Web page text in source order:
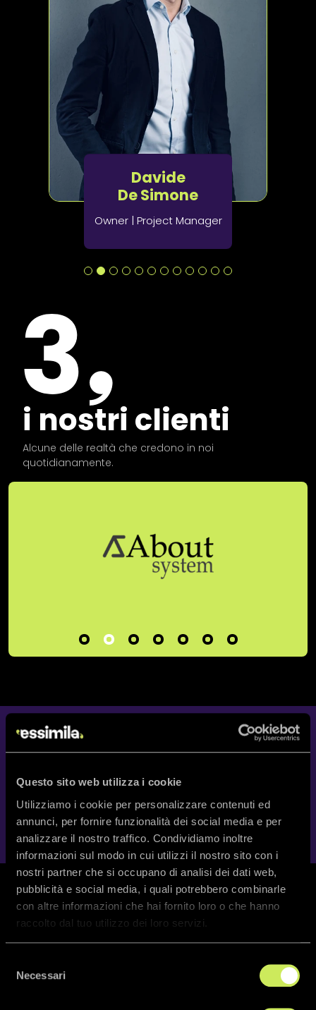
Questo sito web utilizza i cookie
Utilizziamo i cookie per personalizzare contenuti ed
annunci, per fornire funzionalità dei social media e per
analizzare il nostro traffico. Condividiamo inoltre
informazioni sul modo in cui utilizzi il nostro sito con i
nostri partner che si occupano di analisi dei dati web,
pubblicità e social media, i quali potrebbero combinarle
con altre informazioni che hai fornito loro o che hanno
raccolto dal tuo utilizzo dei loro servizi.
delNecessari
Davide
De Simone
Owner | Project Manager
i nostri clienti
Alcune delle realtà che credono in noi
quotidianamente.
richiedi una consulenza
soluzione più adatta a te.
Richiedi adesso